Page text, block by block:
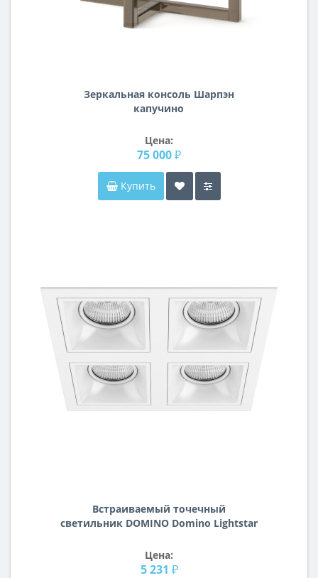
Зеркальная консоль Шарпэн
капучино
Цена:
75 000 ₽
Купить
Встраиваемый точечный
светильник DOMINO Domino Lightstar
Цена:
5 231 ₽